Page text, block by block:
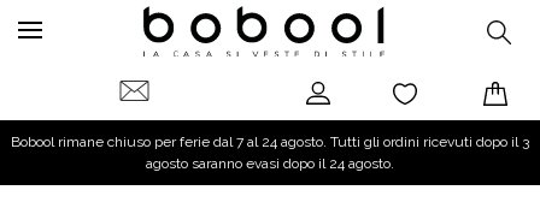
Bobool rimane chiuso per ferie dal 7 al 24 agosto. Tutti gli ordini ricevuti dopo il 3
agosto saranno evasi dopo il 24 agosto.